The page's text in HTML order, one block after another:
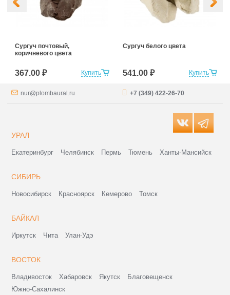
Купить
Сургуч почтовый,
коричневого цвета
367.00 ₽ Купить
Сургуч белого цвета
541.00 ₽
nur@plombaural.ru +7 (349) 422-26-70
УРАЛ
Екатеринбург Челябинск Пермь Тюмень Ханты-Мансийск
СИБИРЬ
Новосибирск Красноярск Кемерово Томск
БАЙКАЛ
Иркутск Чита Улан-Удэ
ВОСТОК
Владивосток Хабаровск Якутск
Благовещенск
Южно-Сахалинск